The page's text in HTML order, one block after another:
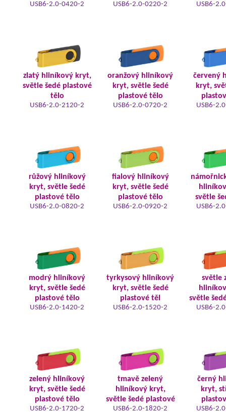
USB6-2.0-0420-2 USB6-2.0-0220-2 USB6-
zlatý hliníkový kryt,
světle šedé plastové
tělo
USB6-2.0-2120-2
oranžový hliníkový
kryt, světle šedé
plastové tělo
USB6-2.0-0720-2
červený
kryt,
USB6-
růžový hliníkový
kryt, světle šedé
plastové tělo
USB6-2.0-0820-2
fialový hliníkový
kryt, světle šedé
plastové tělo
USB6-2.0-0920-2
světle
USB6-
modrý hliníkový
kryt, světle šedé
plastové tělo
USB6-2.0-1420-2
tyrkysový hliníkový
kryt, světle šedé
plastové těl
USB6-2.0-1520-2
světle
světle
USB6-
zelený hliníkový
kryt, světle šedé
plastové tělo
USB6-2.0-1720-2
tmavě zelený
hliníkový kryt,
světle šedé plastové
USB6-2.0-1820-2
černý
kryt,
USB6-